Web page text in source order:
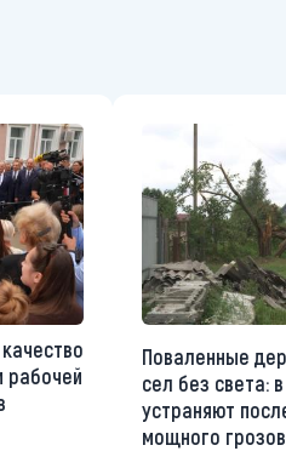
рабочей
Поваленные
сел без света:
устраняют
мощного